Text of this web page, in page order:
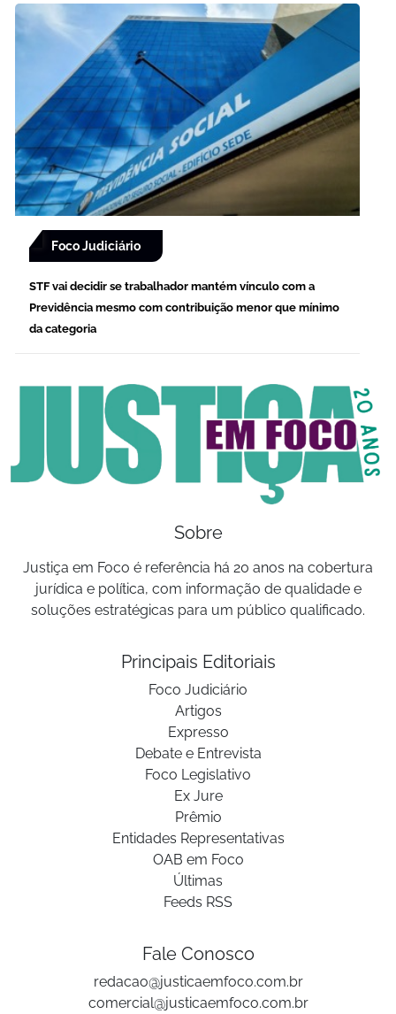
Foco Judiciário
STF vai decidir se trabalhador mantém vínculo com a
Previdência mesmo com contribuição menor que mínimo
da categoria
Sobre
Justiça em Foco é referência há 20 anos na cobertura
jurídica e política, com informação de qualidade e
soluções estratégicas para um público qualificado.
Principais Editoriais
Foco Judiciário
Artigos
Expresso
Debate e Entrevista
Foco Legislativo
Ex Jure
Prêmio
Entidades Representativas
OAB em Foco
Últimas
Feeds RSS
Fale Conosco
redacao@justicaemfoco.com.br
comercial@justicaemfoco.com.br